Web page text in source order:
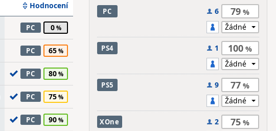
Hodnocení
PC 0
PC 65
PC 80
PC 75
PC 90
PC 6 79
PS4 1 100
PS5 9 77
XOne 2 75